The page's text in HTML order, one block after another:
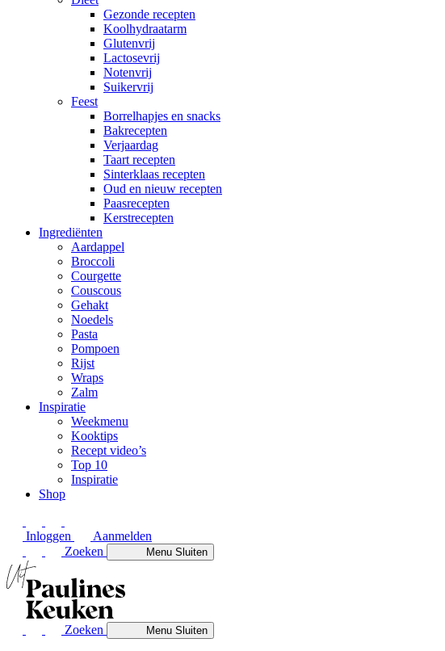
Gezonde recepten
Koolhydraatarm
Glutenvrij
Lactosevrij
Notenvrij
Suikervrij
Feest
Borrelhapjes en snacks
Bakrecepten
Verjaardag
Taart recepten
Sinterklaas recepten
Oud en nieuw recepten
Paasrecepten
Kerstrecepten
Ingrediënten
Aardappel
Broccoli
Courgette
Couscous
Gehakt
Noedels
Pasta
Pompoen
Rijst
Wraps
Zalm
Inspiratie
Weekmenu
Kooktips
Recept video’s
Top 10
Inspiratie
Shop
Inloggen
Aanmelden
Zoeken
MenuSluiten
Zoeken MenuSluiten